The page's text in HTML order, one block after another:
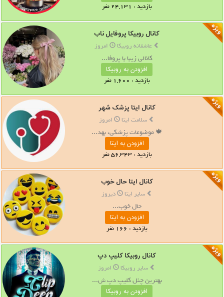
بازدید : 24,131 نفر
کانال روبیکا پروفایل ناب
عاشقانه روبیکا امروز
کانالی زیبا با پروفا...
افزودن به روبیکا
بازدید : 1,600 نفر
کانال ایتا پزشک شهر
سلامت ایتا امروز
🍁 موضوعات پزشکی، بهد...
افزودن به ایتا
بازدید : 56,343 نفر
کانال ایتا حال خوب
سایر ایتا دیروز
حال خوب...
افزودن به ایتا
بازدید : 166 نفر
کانال روبیکا کلیپ دپ
سایر روبیکا امروز
بهترین چنل کلیپ دپ ش...
افزودن به روبیکا